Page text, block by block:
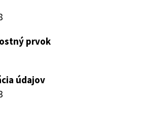
prvok
údajov